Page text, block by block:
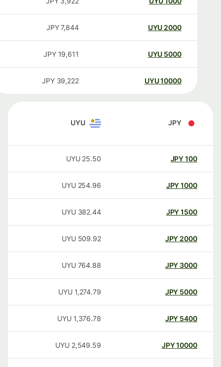
2000
UYU
7,844
JPY
5000
UYU
19,611
JPY
10000
UYU
39,222
JPY
JPY
UYU
100
JPY
25.50
UYU
1000
JPY
254.96
UYU
1500
JPY
382.44
UYU
2000
JPY
509.92
UYU
3000
JPY
764.88
UYU
5000
JPY
1,274.79
UYU
5400
JPY
1,376.78
UYU
10000
JPY
2,549.59
UYU